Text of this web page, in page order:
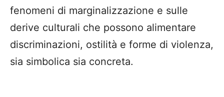
fenomeni di marginalizzazione e sulle
derive culturali che possono alimentare
discriminazioni, ostilità e forme di violenza,
sia simbolica sia concreta.